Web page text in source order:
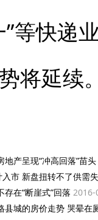
”等快递
将延续。
产呈现“冲高回落”苗头
市 新盘扭转不了供需
在“断崖式”回落 2016-
县城的房价走势 哭晕在